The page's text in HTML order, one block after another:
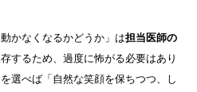
かなくなるかどうか」は担当医師の
するため、過度に怖がる必要はあり
選べば「自然な笑顔を保ちつつ、し